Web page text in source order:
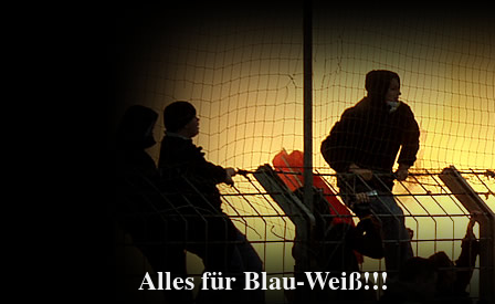
Alles für Blau-Weiß!!!